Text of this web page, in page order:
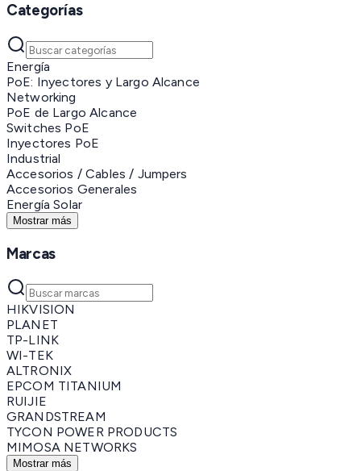
Categorías
Energía
PoE: Inyectores y Largo Alcance
Networking
PoE de Largo Alcance
Switches PoE
Inyectores PoE
Industrial
Accesorios / Cables / Jumpers
Accesorios Generales
Energía Solar
Mostrar más
Marcas
HIKVISION
PLANET
TP-LINK
WI-TEK
ALTRONIX
EPCOM TITANIUM
RUIJIE
GRANDSTREAM
TYCON POWER PRODUCTS
MIMOSA NETWORKS
Mostrar más